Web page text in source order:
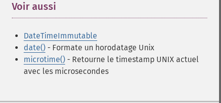
Voir aussi
DateTimeImmutable
date() - Formate un horodatage Unix
microtime() - Retourne le timestamp UNIX actuel
avec les microsecondes